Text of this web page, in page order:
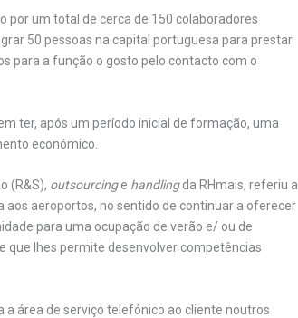
por um total de cerca de 150 colaboradores
50 pessoas na capital portuguesa para prestar
para a função o gosto pelo contacto com o
ter, após um período inicial de formação, uma
económico.
(R&S), outsourcinge handlingda RHmais, referiu a
aos aeroportos, no sentido de continuar a oferecer
para uma ocupação de verão e/ ou de
que lhes permite desenvolver competências
área de serviço telefónico ao cliente noutros